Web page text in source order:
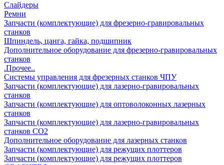
Слайдеры
Ремни
Запчасти (комплектующие) для фрезерно-гравировальных
станков
Шпиндель, цанга, гайка, подшипник
Дополнительное оборудование для фрезерно-гравировальных
станков
.Прочее..
Системы управления для фрезерных станков ЧПУ
Запчасти (комплектующие) для лазерно-гравировальных
станков
Запчасти (комплектующие) для оптоволоконных лазерных
станков
Запчасти (комплектующие) для лазерно-гравировальных
станков CO2
Дополнительное оборудование для лазерных станков
Запчасти (комплектующие) для режущих плоттеров
Запчасти (комплектующие) для режущих плоттеров